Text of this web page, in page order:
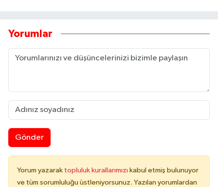
Yorumlar
Gönder
Yorum yazarak topluluk kurallarımızı kabul etmiş bulunuyor
ve tüm sorumluluğu üstleniyorsunuz. Yazılan yorumlardan